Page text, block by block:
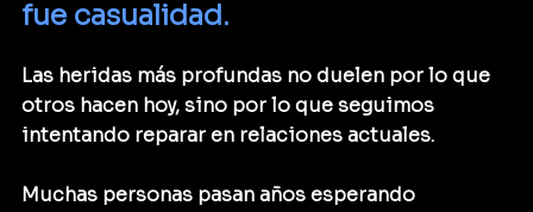
fue casualidad.
Las heridas más profundas no duelen por lo que
otros hacen hoy, sino por lo que seguimos
intentando reparar en relaciones actuales.
Muchas personas pasan años esperando